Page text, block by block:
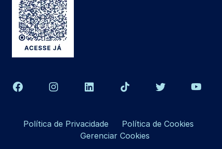
Política de Privacidade
Política de Cookies
Gerenciar Cookies